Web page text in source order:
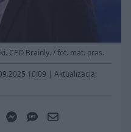
CEO Brainly. / fot. mat. pras.
10:09 | Aktualizacja: